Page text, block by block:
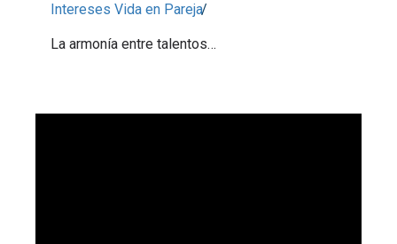
Intereses Vida en Pareja/
La armonía entre talentos…